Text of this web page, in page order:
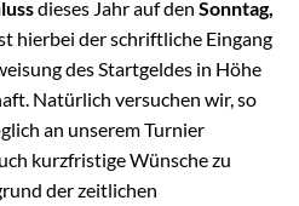
dieses Jahr auf den Sonntag,
hierbei der schriftliche Eingang
des Startgeldes in Höhe
Natürlich versuchen wir, so
an unserem Turnier
kurzfristige Wünsche zu
der zeitlichen